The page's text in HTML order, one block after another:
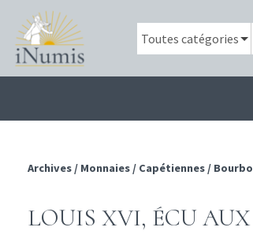
Archives / Monnaies / Capétiennes /
LOUIS XVI, ÉCU